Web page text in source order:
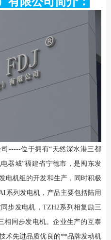
-----位于拥有“天然深水港三都
器城”福建省宁德市，是闽东发
电机组的开发和生产，同时积极
系列发电机，产品主要包括陆用
步发电机，TZH2系列相复励三
相同步发电机。企业生产的互泰
术先进品质优良的**品牌发动机